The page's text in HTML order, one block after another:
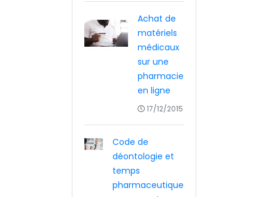
Achat de
matériels
médicaux
sur une
pharmacie
en ligne
17/12/2015
Code de
déontologie et
temps
pharmaceutique